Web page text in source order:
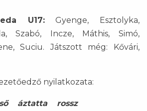
U17:Gyenge, Esztolyka,
Szabó, Incze, Máthis, Simó,
Suciu. Játszott még: Kővári,
nyilatkozata:
áztatta rossz